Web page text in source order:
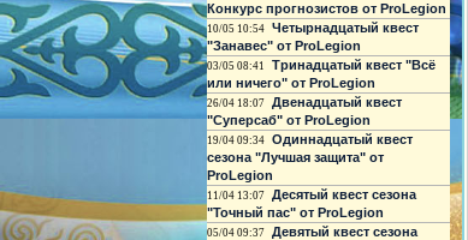
Конкурс прогнозистов от ProLegion
10/05 10:54 Четырнадцатый квест
"Занавес" от ProLegion
03/05 08:41
Тринадцатый квест "Всё
или ничего" от ProLegion
26/04 18:07 Двенадцатый квест
"Суперсаб" от ProLegion
19/04 09:34 Одиннадцатый квест
сезона "Лучшая защита" от
ProLegion
11/04 13:07 Десятый квест сезона
"Точный пас" от ProLegion
05/04 09:37 Девятый квест сезона